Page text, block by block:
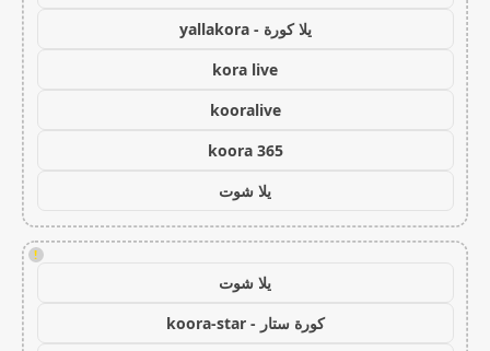
يلا كورة - yallakora
kora live
kooralive
koora 365
يلا شوت
!
يلا شوت
كورة ستار - koora-star